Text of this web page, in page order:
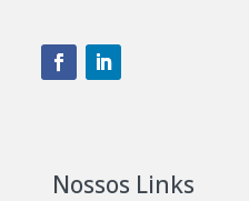
Nossos Links